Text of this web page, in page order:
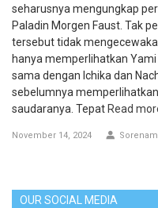
seharusnya mengungkap
Paladin Morgen Faust. Tak
tersebut tidak
hanya memperlihatkan
sama dengan Ichika dan
sebelumnya
saudaranya. Tepat Read
November 14, 2024
OUR SOCIAL MEDIA